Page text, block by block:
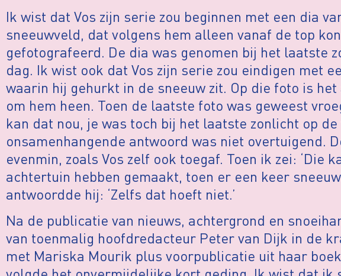
Ik wist dat Vos zijn serie zou beginnen met een dia
sneeuwveld, dat volgens hem alleen vanaf de top
gefotografeerd. De dia was genomen bij het laatste
dag. Ik wist ook dat Vos zijn serie zou eindigen met
waarin hij gehurkt in de sneeuw zit. Op die foto is
om hem heen. Toen de laatste foto was geweest
kan dat nou, je was toch bij het laatste zonlicht op de
onsamenhangende antwoord was niet overtuigend.
evenmin, zoals Vos zelf ook toegaf. Toen ik zei: ‘Die
achtertuin hebben gemaakt, toen er een keer sneeuw
antwoordde hij: ‘Zelfs dat hoeft niet.’
Na de publicatie van nieuws, achtergrond en
van toenmalig hoofdredacteur Peter van Dijk in de
met Mariska Mourik plus voorpublicatie uit haar